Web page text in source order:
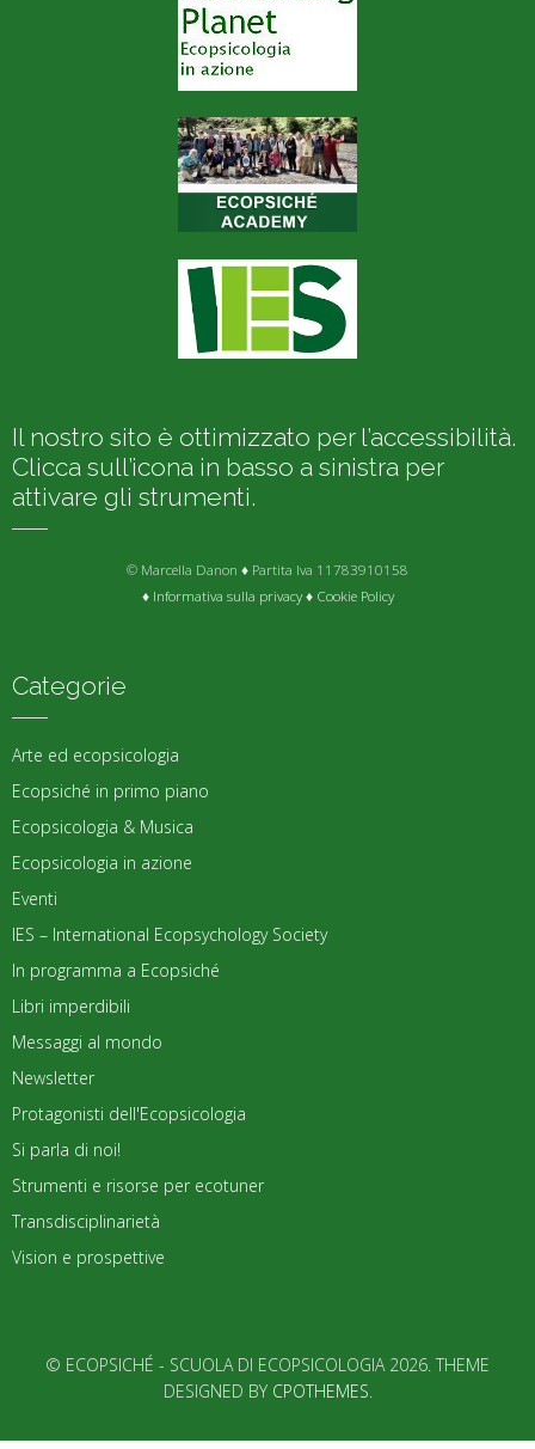
Il nostro sito è ottimizzato per l’accessibilità.
Clicca sull’icona in basso a sinistra per
attivare gli strumenti.
© Marcella Danon ♦ Partita Iva 11783910158
♦ Informativa sulla privacy♦ Cookie Policy
Categorie
Arte ed ecopsicologia
Ecopsiché in primo piano
Ecopsicologia & Musica
Ecopsicologia in azione
Eventi
IES – International Ecopsychology Society
In programma a Ecopsiché
Libri imperdibili
Messaggi al mondo
Newsletter
Protagonisti dell'Ecopsicologia
Si parla di noi!
Strumenti e risorse per ecotuner
Transdisciplinarietà
Vision e prospettive
© ECOPSICHÉ - SCUOLA DI ECOPSICOLOGIA 2026. THEME
DESIGNED BY CPOTHEMES.